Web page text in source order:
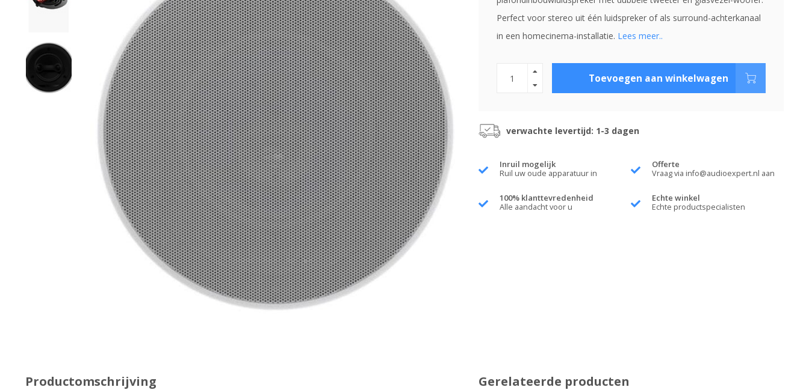
Perfect voor stereo uit één luidspreker of als surround-achterkanaal
in een homecinema-installatie. Lees meer..
Toevoegen aan winkelwagen
verwachte levertijd: 1-3 dagen
Inruil mogelijk
Ruil uw oude apparatuur in
Offerte
Vraag via info@audioexpert.nl aan
100% klanttevredenheid
Alle aandacht voor u
Echte winkel
Echte productspecialisten
Productomschrijving Gerelateerde producten